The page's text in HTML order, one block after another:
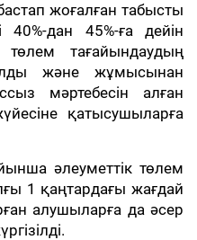
жоғалған табысты
40%-дан 45%-ға дейін
тағайындаудың
және жұмысынан
мәртебесін алған
қатысушыларға
әлеуметтік төлем
1 қаңтардағы жағдай
алушыларға да әсер